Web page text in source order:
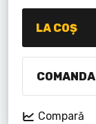
Seturi de scule
Acumulatoare si
LA COȘ
Compară